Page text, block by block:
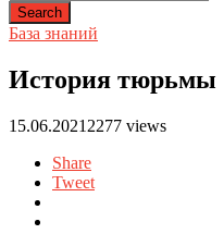
Search
База знаний
История тюрьмы
15.06.2021 2277 views
Share
Tweet